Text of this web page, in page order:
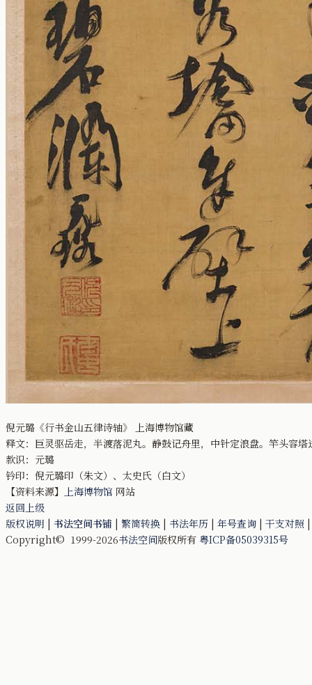
倪元璐《行书金山五律诗轴》 上海博物馆藏
释文：巨灵驱岳走，半渡落泥丸。静鼓记舟里，中针定浪盘。竿头容
款识：元璐
钤印：倪元璐印（朱文）、太史氏（白文）
【资料来源】
上海博物馆 网站
返回上级
版权说明 | 书法空间书铺 | 繁简转换 | 书法年历 | 年号查询 | 干支对照
Copyright© 1999-2026书法空间版权所有 粤ICP备05039315号